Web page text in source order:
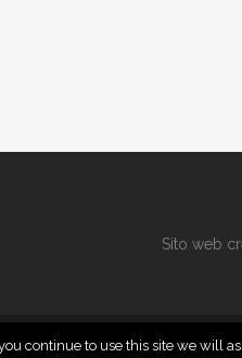
Sito web
continue to use this site we will